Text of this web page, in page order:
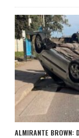
ALMIRANTE BROWN: